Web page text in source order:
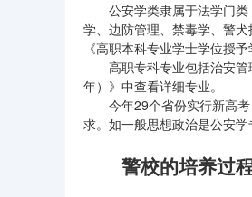
公安学类隶属于法学门类
学、边防管理、禁毒学、警
《高职本科专业学士学位授
高职专科专业包括治安管
年）》中查看详细专业。
今年29个省份实行新高考
求。如一般思想政治是公安
警校的培养过程